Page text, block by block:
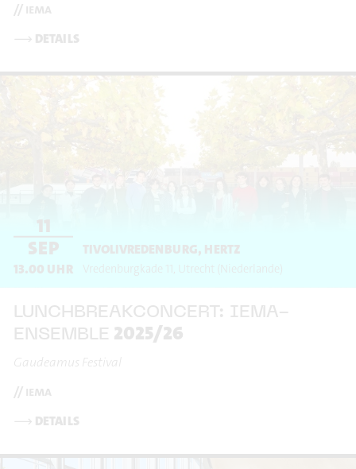
// iema
⟶ DETAILS
11
SEP
13.00 UHR
TIVOLIVREDENBURG, HERTZ
Vredenburgkade 11 (Niederlande)
LUNCHBREAKCONCERT: IEMA-
ENSEMBLE 2025/26
Gaudeamus Festival
// iema
⟶ DETAILS